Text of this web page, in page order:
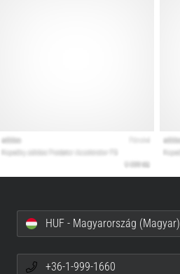
HUF - Magyarország (Magyar)
+36-1-999-1660